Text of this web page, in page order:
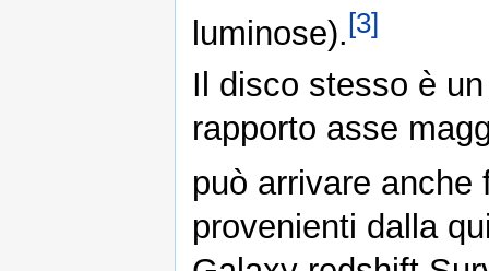
luminose).[3]
Il disco stesso è
rapporto asse
può arrivare anche
provenienti dalla